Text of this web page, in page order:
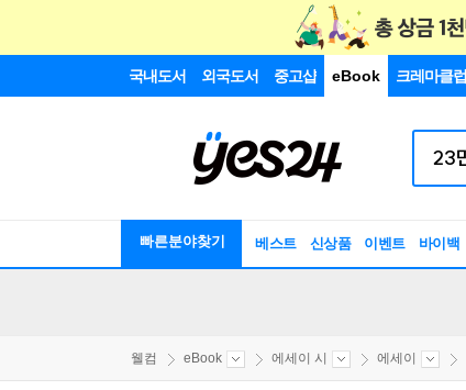
국내도서 외국도서 중고샵 eBook 크레마클럽
빠른분야찾기 베스트 신상품 이벤트 바이백
웰컴 eBook 에세이 시 에세이